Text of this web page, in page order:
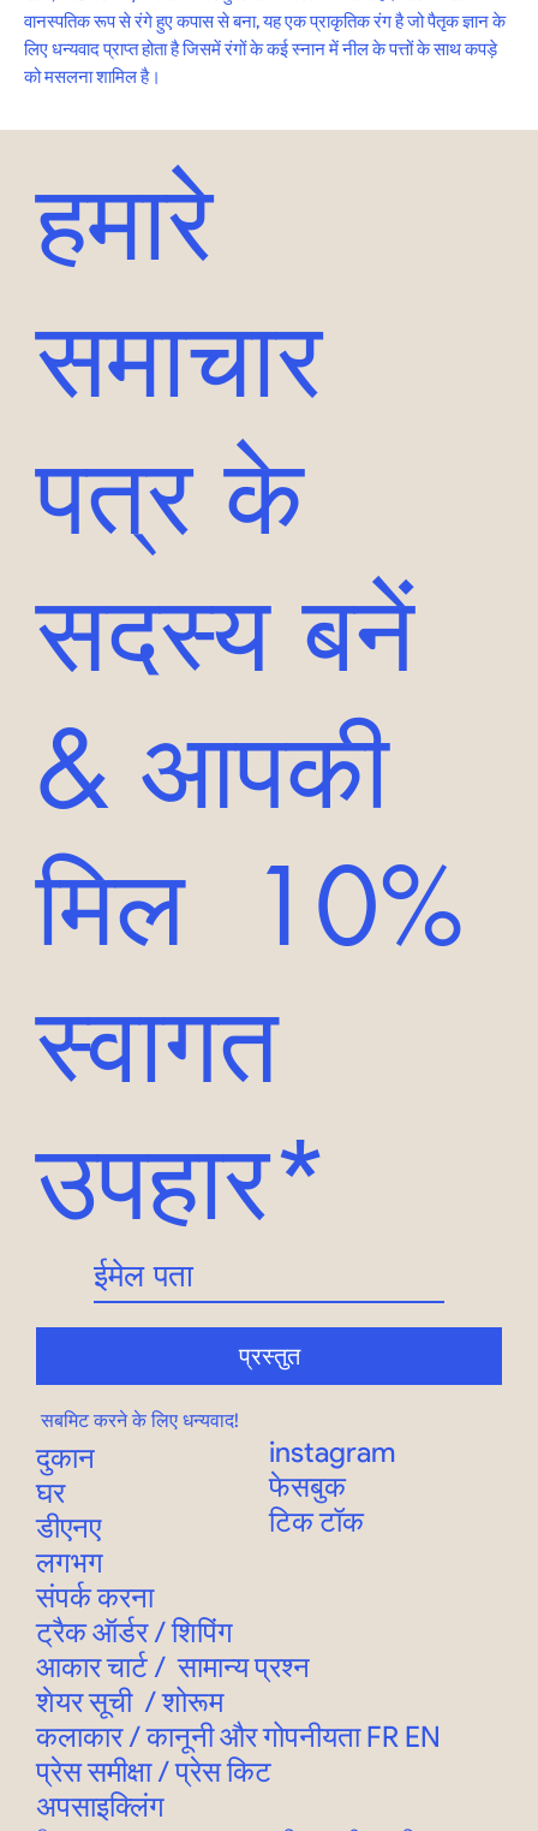
वानस्पतिक रूप से रंगे हुए कपास से बना, यह एक प्राकृतिक रंग है जो पैतृक ज्ञान के
लिए धन्यवाद प्राप्त होता है जिसमें रंगों के कई स्नान में नील के पत्तों के साथ कपड़े
को मसलना शामिल है।
हमारे
समाचार
पत्र के
सदस्य बनें
& आपकी
मिल 10%
स्वागत
उपहार*
दुकान
घर
डीएनए
लगभग
संपर्क करना
instagram
फेसबुक
टिक टॉक
प्रस्तुत
सबमिट करने के लिए धन्यवाद!
ट्रैक ऑर्डर/शिपिंग
आकार चार्ट /सामान्य प्रश्न
शेयर सूची /शोरूम
कलाकार / कानूनी और गोपनीयताFR EN
प्रेस समीक्षा / प्रेस किट
अपसाइक्लिंग